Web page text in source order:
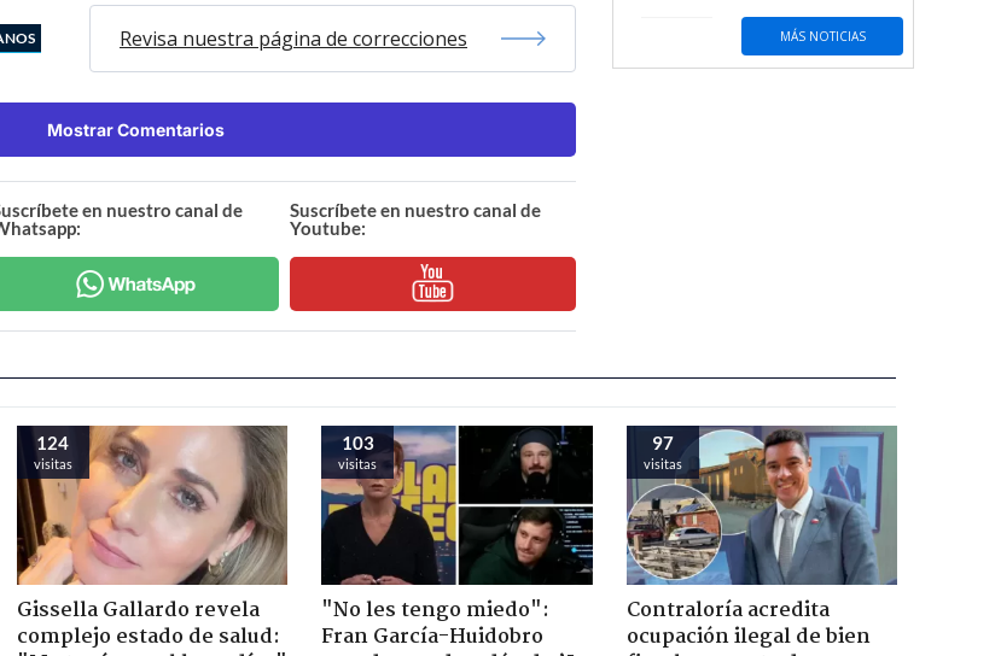
Revisa nuestra página de correcciones
Mostrar Comentarios
en nuestro canal de
Suscríbete en nuestro canal de
Youtube:
MÁS NOTICIAS
124
visitas
Gissella Gallardo revela
complejo estado de salud:
103
visitas
"No les tengo miedo":
Fran García-Huidobro
97
visitas
Contraloría acredita
ocupación ilegal de bien